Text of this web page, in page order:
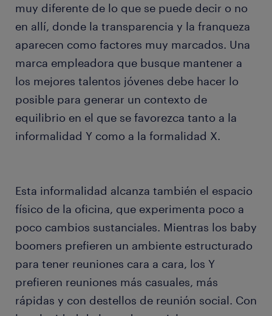
muy diferente de lo que se puede decir o no
en allí, donde la transparencia y la franqueza
aparecen como factores muy marcados. Una
marca empleadora que busque mantener a
los mejores talentos jóvenes debe hacer lo
posible para generar un contexto de
equilibrio en el que se favorezca tanto a la
informalidad Y como a la formalidad X.
Esta informalidad alcanza también el espacio
físico de la oficina, que experimenta poco a
poco cambios sustanciales. Mientras los baby
boomers prefieren un ambiente estructurado
para tener reuniones cara a cara, los Y
prefieren reuniones más casuales, más
rápidas y con destellos de reunión social. Con